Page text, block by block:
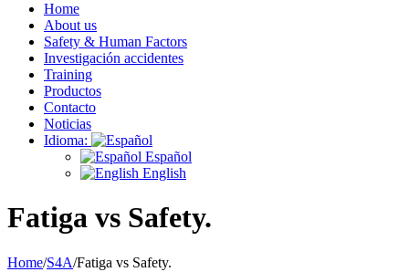
Home
About us
Safety & Human Factors
Investigación accidentes
Training
Productos
Contacto
Noticias
Idioma:
Español
English
Fatiga vs Safety.
Home/S4A/Fatiga vs Safety.